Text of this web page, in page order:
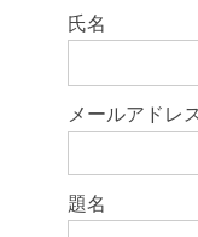
このフィール
氏名
メールアドレス
題名